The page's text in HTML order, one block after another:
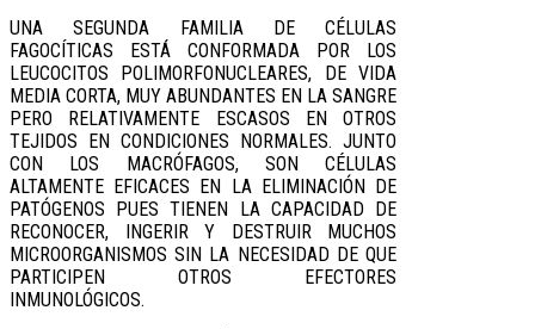
UNA SEGUNDA FAMILIA DE CÉLULAS
FAGOCÍTICAS ESTÁ CONFORMADA POR LOS
LEUCOCITOS POLIMORFONUCLEARES, DE VIDA
MEDIA CORTA, MUY ABUNDANTES EN LA SANGRE
PERO RELATIVAMENTE ESCASOS EN OTROS
TEJIDOS EN CONDICIONES NORMALES. JUNTO
CON LOS MACRÓFAGOS, SON CÉLULAS
ALTAMENTE EFICACES EN LA ELIMINACIÓN DE
PATÓGENOS PUES TIENEN LA CAPACIDAD DE
RECONOCER, INGERIR Y DESTRUIR MUCHOS
MICROORGANISMOS SIN LA NECESIDAD DE QUE
PARTICIPEN OTROS EFECTORES
INMUNOLÓGICOS.